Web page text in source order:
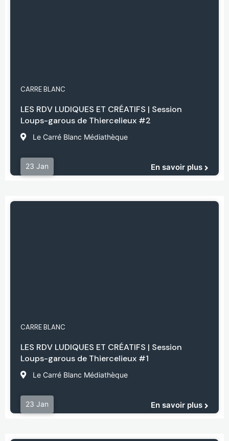
CARRE BLANC
LES RDV LUDIQUES ET CRÉATIFS | Session
Loups-garous de Thiercelieux #2
Le Carré Blanc Médiathèque
23 Jan En savoir plus
CARRE BLANC
LES RDV LUDIQUES ET CRÉATIFS | Session
Loups-garous de Thiercelieux #1
Le Carré Blanc Médiathèque
23 Jan En savoir plus